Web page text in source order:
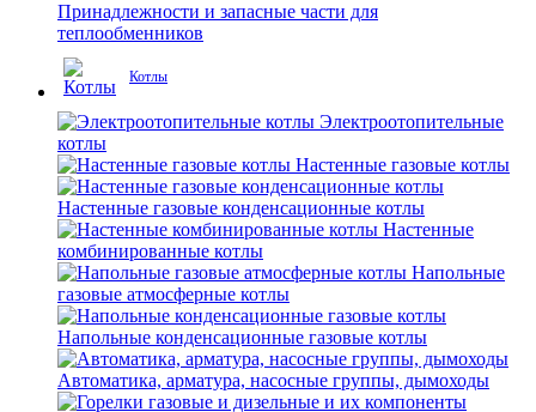
Принадлежности и запасные части для
теплообменников
Котлы
Электроотопительные
котлы
Настенные газовые котлы
Настенные газовые конденсационные котлы
Настенные
комбинированные котлы
Напольные
газовые атмосферные котлы
Напольные конденсационные газовые котлы
Автоматика, арматура, насосные группы, дымоходы